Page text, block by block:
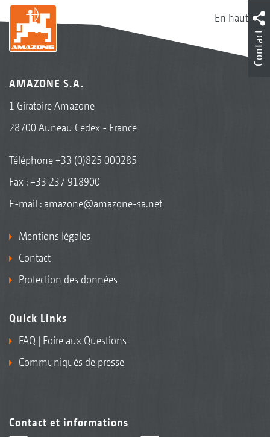
En haut
AMAZONE S.A.
1 Giratoire Amazone
28700 Auneau Cedex - France
Téléphone+33 (0)825 000285
Fax : +33 237 918900
E-mail : amazone@amazone-sa.net
Mentions légales
Contact
Protection des données
Quick Links
FAQ | Foire aux Questions
Communiqués de presse
Contact et informations
Contact